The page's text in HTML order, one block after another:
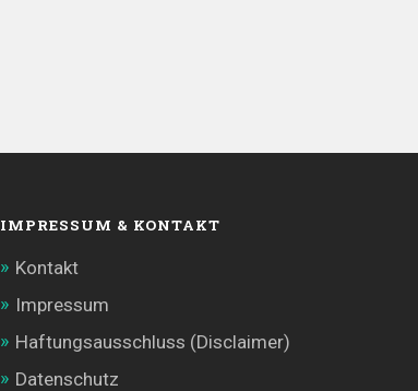
IMPRESSUM & KONTAKT
Kontakt
Impressum
Haftungsausschluss (Disclaimer)
Datenschutz